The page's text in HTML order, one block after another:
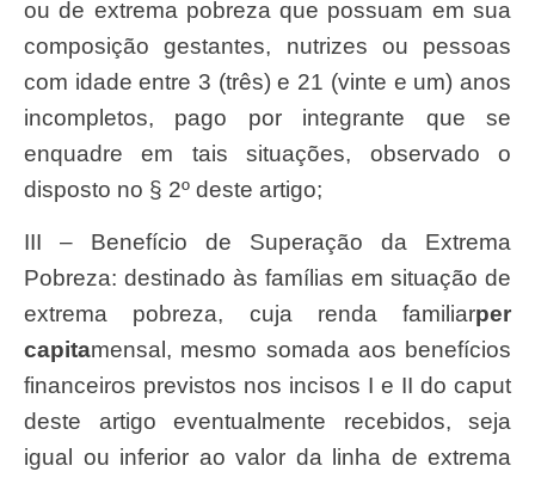
ou de extrema pobreza que possuam em sua
composição gestantes, nutrizes ou pessoas
com idade entre 3 (três) e 21 (vinte e um) anos
incompletos, pago por integrante que se
enquadre em tais situações, observado o
disposto no § 2º deste artigo;
III – Benefício de Superação da Extrema
Pobreza: destinado às famílias em situação de
extrema pobreza, cuja renda familiarper
capitamensal, mesmo somada aos benefícios
financeiros previstos nos incisos I e II do caput
deste artigo eventualmente recebidos, seja
igual ou inferior ao valor da linha de extrema